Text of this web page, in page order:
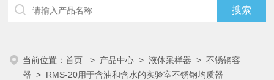
当前位置：首页 > 产品中心 >液体采样器 >不锈钢容
器 > RMS-20用于含油和含水的实验室不锈钢均质器